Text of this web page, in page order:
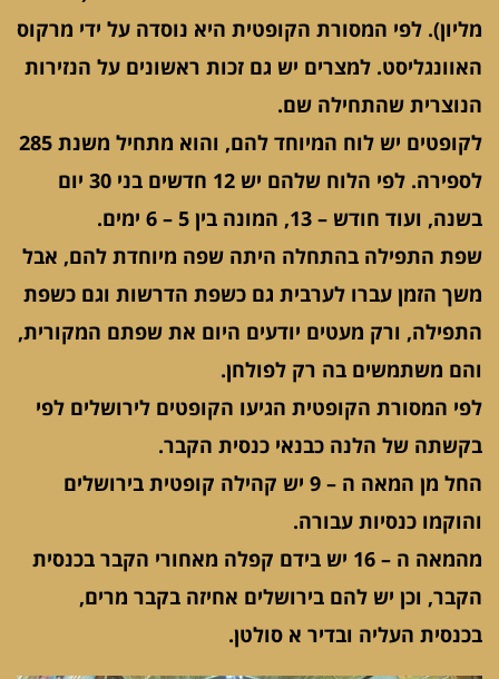
מליון). לפי המסורת הקופטית היא נוסדה על ידי מרקוס
האוונגליסט. למצרים יש גם זכות ראשונים על הנזירות
הנוצרית שהתחילה שם.
לקופטים יש לוח המיוחד להם, והוא מתחיל משנת 285
לספירה. לפי הלוח שלהם יש 12 חדשים בני 30 יום
בשנה, ועוד חודש – 13, המונה בין 5 – 6 ימים.
שפת התפילה בהתחלה היתה שפה מיוחדת להם, אבל
משך הזמן עברו לערבית גם כשפת הדרשות וגם כשפת
התפילה, ורק מעטים יודעים היום את שפתם המקורית,
והם משתמשים בה רק לפולחן.
לפי המסורת הקופטית הגיעו הקופטים לירושלים לפי
בקשתה של הלנה כבנאי כנסית הקבר.
החל מן המאה ה – 9 יש קהילה קופטית בירושלים
והוקמו כנסיות עבורה.
מהמאה ה – 16 יש בידם קפלה מאחורי הקבר בכנסית
הקבר, וכן יש להם בירושלים אחיזה בקבר מרים,
בכנסית העליה ובדיר א סולטן.